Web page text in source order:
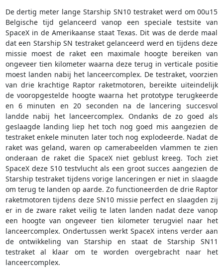
De dertig meter lange Starship SN10 testraket werd om 00u15
Belgische tijd gelanceerd vanop een speciale testsite van
SpaceX in de Amerikaanse staat Texas. Dit was de derde maal
dat een Starship SN testraket gelanceerd werd en tijdens deze
missie moest de raket een maximale hoogte bereiken van
ongeveer tien kilometer waarna deze terug in verticale positie
moest landen nabij het lanceercomplex. De testraket, voorzien
van drie krachtige Raptor raketmotoren, bereikte uiteindelijk
de vooropgestelde hoogte waarna het prototype terugkeerde
en 6 minuten en 20 seconden na de lancering succesvol
landde nabij het lanceercomplex. Ondanks de zo goed als
geslaagde landing liep het toch nog goed mis aangezien de
testraket enkele minuten later toch nog explodeerde. Nadat de
raket was geland, waren op camerabeelden vlammen te zien
onderaan de raket die SpaceX niet geblust kreeg. Toch ziet
SpaceX deze S10 testvlucht als een groot succes aangezien de
Starship testraket tijdens vorige lanceringen er niet in slaagde
om terug te landen op aarde. Zo functioneerden de drie Raptor
raketmotoren tijdens deze SN10 missie perfect en slaagden zij
er in de zware raket veilig te laten landen nadat deze vanop
een hoogte van ongeveer tien kilometer terugviel naar het
lanceercomplex. Ondertussen werkt SpaceX intens verder aan
de ontwikkeling van Starship en staat de Starship SN11
testraket al klaar om te worden overgebracht naar het
lanceercomplex.